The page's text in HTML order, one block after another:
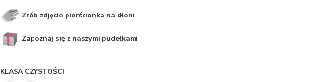
Zrób zdjęcie pierścionka na dłoni
Zapoznaj się z naszymi pudełkami
KLASA CZYSTOŚCI